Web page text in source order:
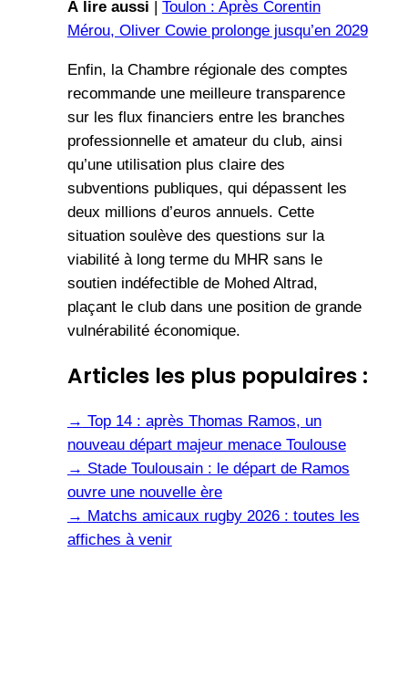
À lire aussi | Toulon : Après Corentin
Mérou, Oliver Cowie prolonge jusqu’en 2029
Enfin, la Chambre régionale des comptes
recommande une meilleure transparence
sur les flux financiers entre les branches
professionnelle et amateur du club, ainsi
qu’une utilisation plus claire des
subventions publiques, qui dépassent les
deux millions d’euros annuels. Cette
situation soulève des questions sur la
viabilité à long terme du MHR sans le
soutien indéfectible de Mohed Altrad,
plaçant le club dans une position de grande
vulnérabilité économique.
Articles les plus populaires :
→ Top 14 : après Thomas Ramos, un
nouveau départ majeur menace Toulouse
→ Stade Toulousain : le départ de Ramos
ouvre une nouvelle ère
→ Matchs amicaux rugby 2026 : toutes les
affiches à venir